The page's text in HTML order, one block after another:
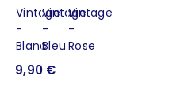
9,90 €